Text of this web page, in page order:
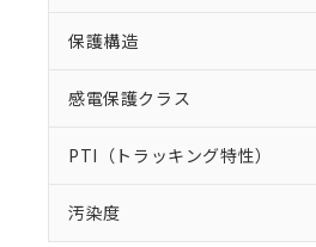
保護構造
感電保護クラス
PTI（トラッキング特性）
汚染度